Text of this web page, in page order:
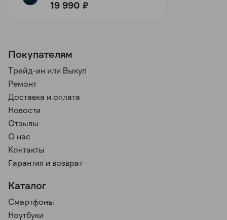
19 990 ₽
Покупателям
Трейд-ин или Выкуп
Ремонт
Доставка и оплата
Новости
Отзывы
О нас
Контакты
Гарантия и возврат
Каталог
Смартфоны
Ноутбуки